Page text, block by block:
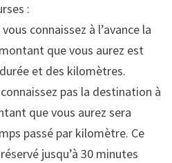
:
connaissez à l’avance la
que vous aurez est
et des kilomètres.
pas la destination à
que vous aurez sera
passé par kilomètre. Ce
jusqu’à 30 minutes